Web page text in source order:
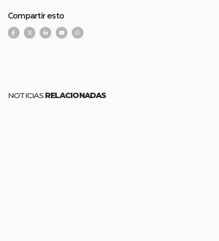
Compartir esto
NOTICIAS RELACIONADAS